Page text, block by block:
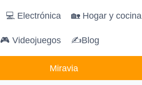
💻 Electrónica 🏡 Hogar y cocina
🎮 Videojuegos ✍Blog
Miravia